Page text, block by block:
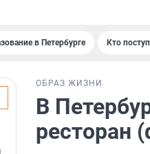
в Петербурге Кто
ОБРАЗ ЖИЗНИ
В
ресторан